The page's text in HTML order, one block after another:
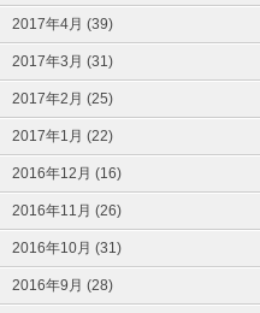
2017年4月 (39)
2017年3月 (31)
2017年2月 (25)
2017年1月 (22)
2016年12月 (16)
2016年11月 (26)
2016年10月 (31)
2016年9月 (28)